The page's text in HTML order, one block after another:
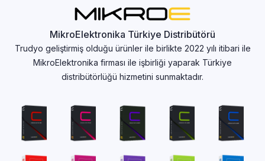
MikroElektronika Türkiye Distribütörü
Trudyo geliştirmiş olduğu ürünler ile birlikte 2022 yılı itibari ile
MikroElektronika firması ile işbirliği yaparak Türkiye
distribütörlüğü hizmetini sunmaktadır.